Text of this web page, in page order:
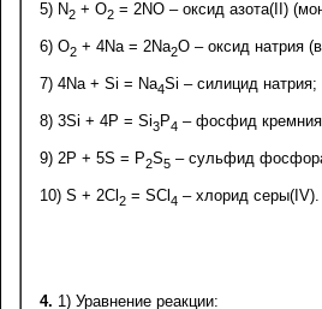
5) N2 + O2 = 2NO – оксид азота(II)
6) O2 + 4Na = 2Na2O – оксид натрия
7) 4Na + Si = Na4Si – силицид натрия;
8) 3Si + 4P = Si3P4 – фосфид
9) 2P + 5S = P2S5 – сульфид
10) S + 2Cl 2 = SCl 4 – хлорид серы(IV).
4. 1) Уравнение реакции: